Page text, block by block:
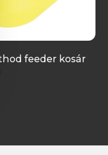
feeder kosár